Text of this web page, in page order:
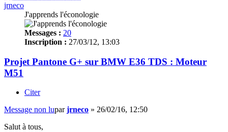
jrneco
J'apprends l'éconologie
Messages : 20
Inscription : 27/03/12, 13:03
Projet Pantone G+ sur BMW E36 TDS : Moteur
M51
Citer
Message non luparjrneco » 26/02/16, 12:50
Salut à tous,